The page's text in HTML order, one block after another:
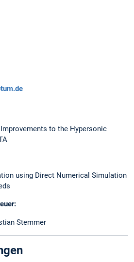
to the Hypersonic
using Direct Numerical Simulation
Stemmer